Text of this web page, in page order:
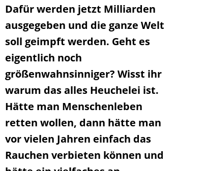
Dafür werden jetzt Milliarden
ausgegeben und die ganze Welt
soll geimpft werden. Geht es
eigentlich noch
größenwahnsinniger? Wisst ihr
warum das alles Heuchelei ist.
Hätte man Menschenleben
retten wollen, dann hätte man
vor vielen Jahren einfach das
Rauchen verbieten können und